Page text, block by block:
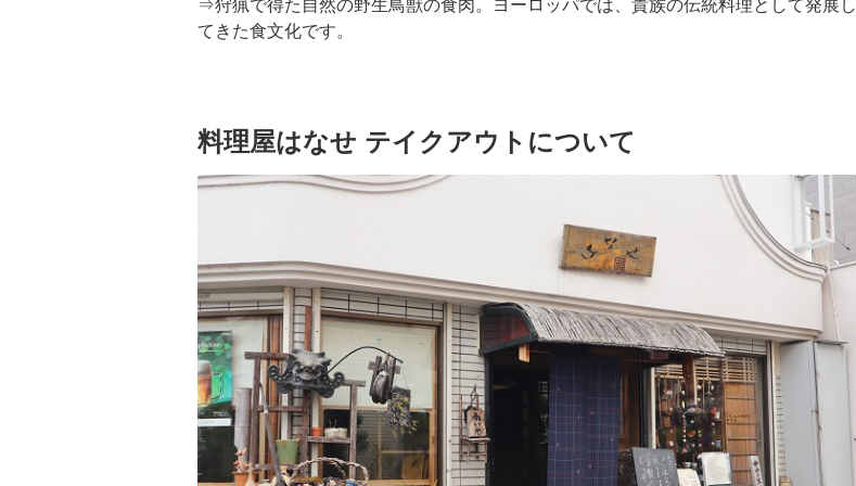
⇒狩猟で得た自然の野生鳥獣の食肉。ヨーロッパでは、貴族の伝統料理として発展し
てきた食文化です。
料理屋はなせ テイクアウトについて